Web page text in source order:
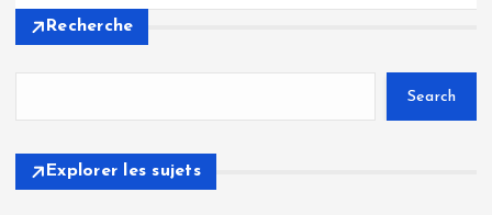
Recherche
Search
Explorer les sujets